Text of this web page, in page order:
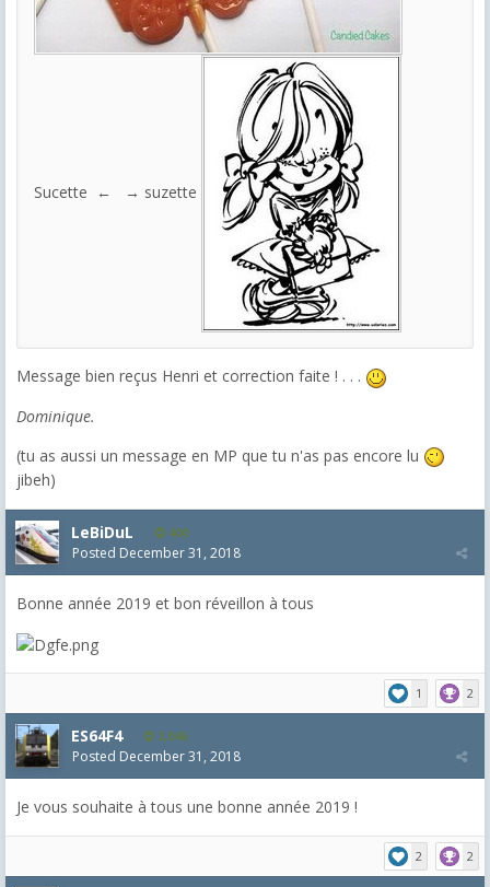
Sucette ← → suzette
Message bien reçus Henri et correction faite ! . . .
Dominique.
(tu as aussi un message en MP que tu n'as pas encore lu
jibeh)
LeBiDuL 400
Posted December 31, 2018
Bonne année 2019 et bon réveillon à tous
1 2
ES64F4 2,046
Posted December 31, 2018
Je vous souhaite à tous une bonne année 2019 !
2 2